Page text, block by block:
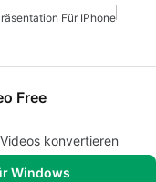
Für IPhone
Free
konvertieren
Windows